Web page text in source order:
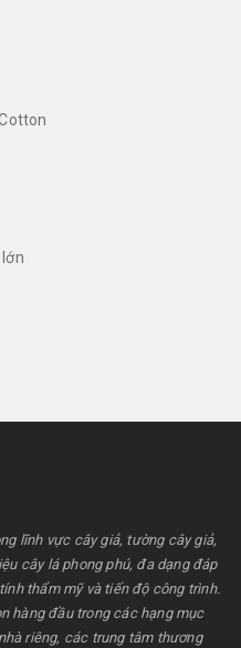
lĩnh vực cây giả, tường cây giả,
cây lá phong phú, đa dạng đáp
thẩm mỹ và tiến độ công trình.
hàng đầu trong các hạng mục
riêng, các trung tâm thương